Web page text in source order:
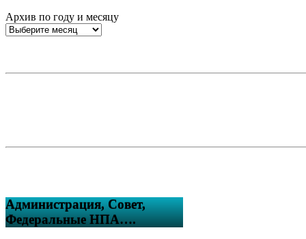
Архив по году и месяцу
Администрация, Совет,
Федеральные НПА….